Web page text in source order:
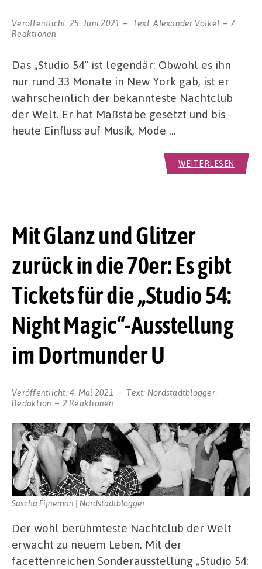
Veröffentlicht:25. Juni 2021 Text:Alexander Völkel
7
Reaktionen
Das „Studio 54“ ist legendär: Obwohl es ihn
nur rund 33 Monate in New York gab, ist er
wahrscheinlich der bekannteste Nachtclub
der Welt. Er hat Maßstäbe gesetzt und bis
heute Einfluss auf Musik, Mode …
WEITERLESEN
Mit Glanz und Glitzer
zurück in die 70er: Es gibt
Tickets für die „Studio 54:
Night Magic“-Ausstellung
im Dortmunder U
Veröffentlicht:4. Mai 2021 Text: Nordstadtblogger-
Redaktion
2 Reaktionen
Sascha Fijneman | Nordstadtblogger
Der wohl berühmteste Nachtclub der Welt
erwacht zu neuem Leben. Mit der
facettenreichen Sonderausstellung „Studio 54: